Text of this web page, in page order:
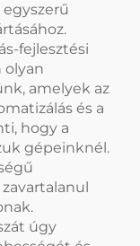
fejlesztési
olyan
amelyek az
és a
hogy a
gépeinknél.
úgy